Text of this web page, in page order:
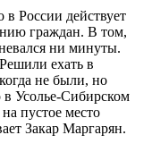
России действует
граждан. В том,
ни минуты.
ехать в
не были, но
Усолье-Сибирском
пустое место
Закар Маргарян.